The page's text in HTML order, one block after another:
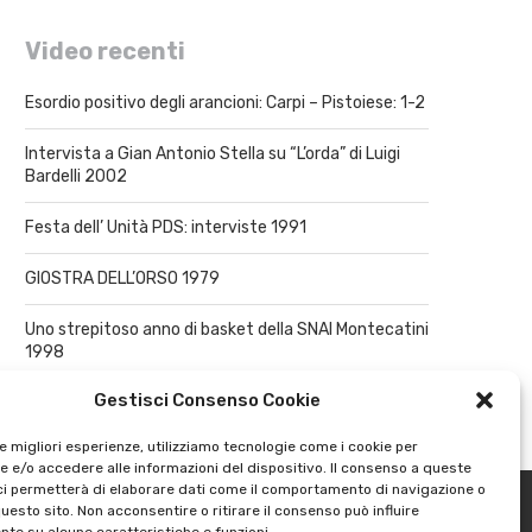
Gestisci Consenso Cookie
migliori esperienze, utilizziamo tecnologie come i cookie per
e/o accedere alle informazioni del dispositivo. Il consenso a queste
permetterà di elaborare dati come il comportamento di navigazione o
sito. Non acconsentire o ritirare il consenso può influire
Video recenti
Esordio positivo degli arancioni: Carpi – Pistoiese: 1-2
Intervista a Gian Antonio Stella su “L’orda” di Luigi
Bardelli 2002
Festa dell’ Unità PDS: interviste 1991
GIOSTRA DELL’ORSO 1979
Uno strepitoso anno di basket della SNAI Montecatini
1998